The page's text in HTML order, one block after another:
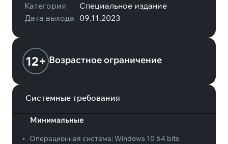
Категория
Специальное издание
Дата выхода 09.11.2023
12+ Возрастное ограничение
Системные требования
Минимальные
• Операционная система:Windows 10 64 bits